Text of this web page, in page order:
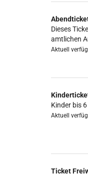
Dieses
amtlichen
Aktuell
Kinder bis
Aktuell
Ticket